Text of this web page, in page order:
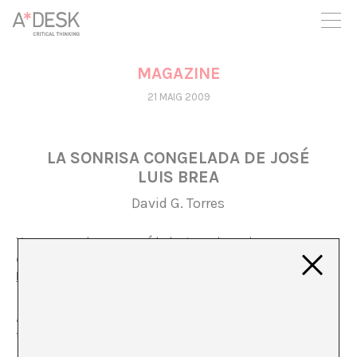
seguim necessitant-te per a poder seguir endavant. Ara pots
participar del projecte i recolzar-lo.
MAGAZINE
21 MAIG 2009
LA SONRISA CONGELADA DE JOSÉ
LUIS BREA
David G. Torres
Ya recomendamosaquíla lectura de un breve
comentario de José Luís Brea titulado
helada
A aquel artículo le siguió una respuesta de
titulado